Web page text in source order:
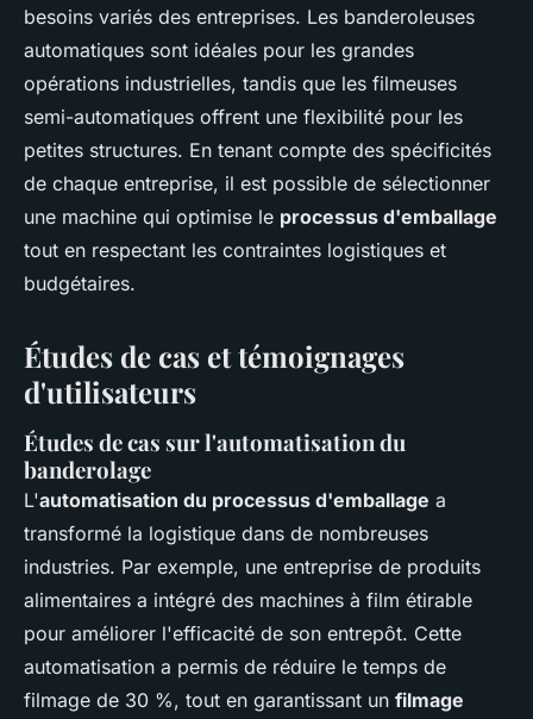
besoins variés des entreprises. Les banderoleuses
automatiques sont idéales pour les grandes
opérations industrielles, tandis que les filmeuses
semi-automatiques offrent une flexibilité pour les
petites structures. En tenant compte des spécificités
de chaque entreprise, il est possible de sélectionner
une machine qui optimise le processus d'emballage
tout en respectant les contraintes logistiques et
budgétaires.
Études de cas et témoignages
d'utilisateurs
Études de cas sur l'automatisation du
banderolage
L'automatisation du processus d'emballage a
transformé la logistique dans de nombreuses
industries. Par exemple, une entreprise de produits
alimentaires a intégré des machines à film étirable
pour améliorer l'efficacité de son entrepôt. Cette
automatisation a permis de réduire le temps de
filmage de 30 %, tout en garantissant un filmage